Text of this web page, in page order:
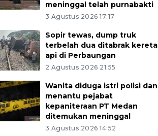
meninggal telah purnabakti
3 Agustus 2026 17:17
Sopir tewas, dump truk
terbelah dua ditabrak kereta
api di Perbaungan
2 Agustus 2026 21:55
Wanita diduga istri polisi dan
menantu pejabat
kepaniteraan PT Medan
ditemukan meninggal
3 Agustus 2026 14:52